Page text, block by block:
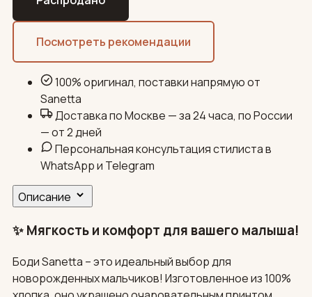
Посмотреть рекомендации
100% оригинал, поставки напрямую от
Sanetta
Доставка по Москве — за 24 часа, по России
— от 2 дней
Персональная консультация стилиста в
WhatsApp и Telegram
Описание
✨ Мягкость и комфорт для вашего малыша!
Боди Sanetta – это идеальный выбор для
новорожденных мальчиков! Изготовленное из 100%